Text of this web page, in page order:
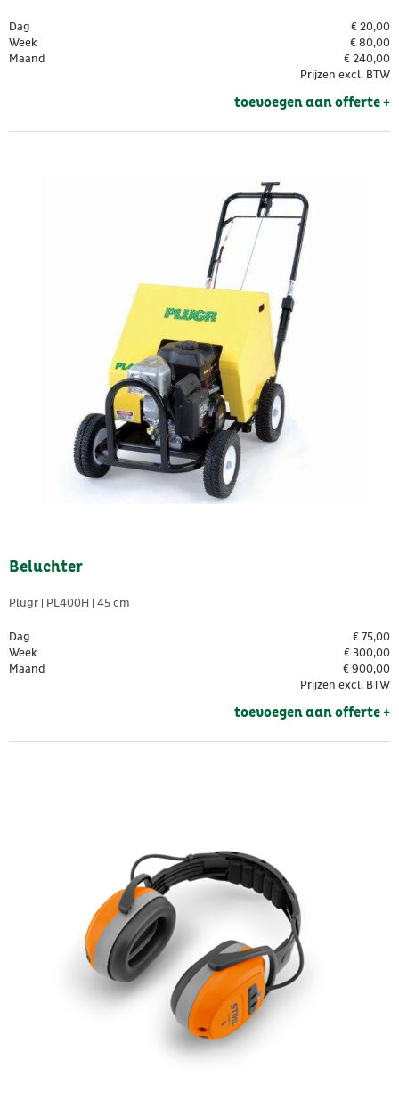
Dag € 20,00
Week
€ 80,00
Maand
€ 240,00
Prijzen excl. BTW
toevoegen aan offerte +
Beluchter
Plugr | PL400H | 45 cm
Dag € 75,00
Week
€ 300,00
Maand
€ 900,00
Prijzen excl. BTW
toevoegen aan offerte +